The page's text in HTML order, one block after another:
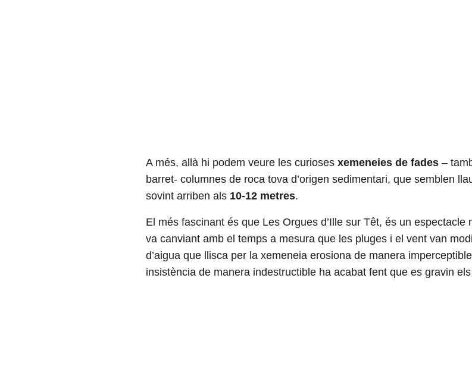
A més, allà hi podem veure les curiosesxemeneies de fades–
barret- columnes de roca tova d’origen sedimentari, que semblen
sovint arriben als 10-12 metres.
El més fascinant és que Les Orgues d’Ille sur Têt, és un
va canviant amb el temps a mesura que les pluges i el vent van
d’aigua que llisca per la xemeneia erosiona de manera
insistència de manera indestructible ha acabat fent que es gravin